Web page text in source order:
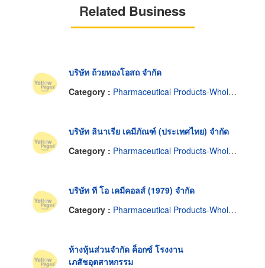
Related Business
บริษัท ถ้วยทองโอสถ จำกัด
Category : Pharmaceutical Products-Wholesale & Manufacturers
บริษัท ลินาเรีย เคมีภัณฑ์ (ประเทศไทย) จำกัด
Category : Pharmaceutical Products-Wholesale & Manufacturers
บริษัท ที โอ เคมีคอลส์ (1979) จำกัด
Category : Pharmaceutical Products-Wholesale & Manufacturers
ห้างหุ้นส่วนจำกัด ค็อกซ์ โรงงาน
เภสัชอุตสาหกรรม